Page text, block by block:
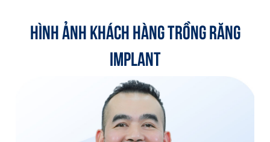
HÌNH ẢNH KHÁCH HÀNG TRỒNG RĂNG
IMPLANT